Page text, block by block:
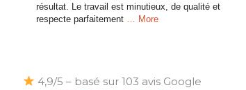
résultat. Le travail est minutieux, de qualité et
respecte parfaitement … More
4,9/5 – basé sur 103 avis Google